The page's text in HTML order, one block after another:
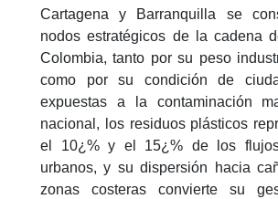
Cartagena y Barranquilla se
nodos estratégicos de la cadena
Colombia, tanto por su peso
como por su condición de
expuestas a la contaminación
nacional, los residuos plásticos
el 10¿% y el 15¿% de los
urbanos, y su dispersión hacia
zonas costeras convierte su